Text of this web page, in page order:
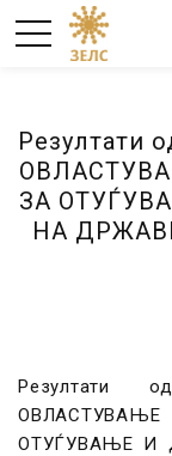
Резултати
ЗА
НА
Резултати
ОТУЃУВАЊЕ И